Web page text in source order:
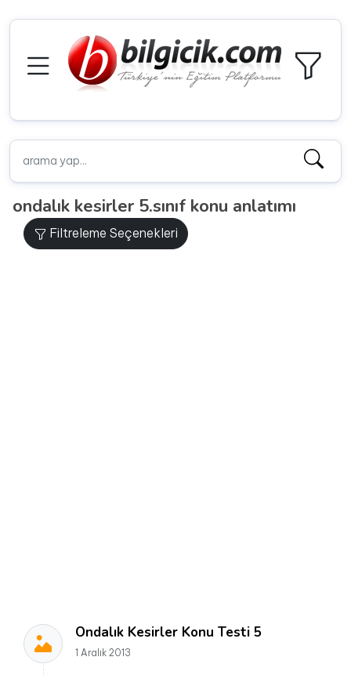
ondalık kesirler 5.sınıf konu anlatımı
Filtreleme Seçenekleri
Ondalık Kesirler Konu Testi 5
1 Aralık 2013